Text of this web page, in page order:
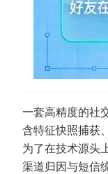
一套高精度的社
含特征快照捕获
为了在技术源头
渠道归因与短信